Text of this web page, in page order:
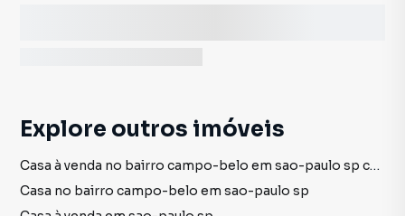
Explore outros imóveis
Casa à venda no bairro campo-belo em sao-paulo sp com 4 vagas
Casa no bairro campo-belo em sao-paulo sp